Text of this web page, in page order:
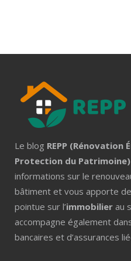
Le blog REPP (Rénovation
Protection du Patrimoine)
informations sur le
bâtiment et vous apporte
pointue sur l’immobilier au
accompagne également
bancaires et d’assurances